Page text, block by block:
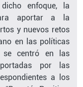
enfoque, la
aportar a la
y nuevos retos
en las políticas
se centró en las
por las
a los